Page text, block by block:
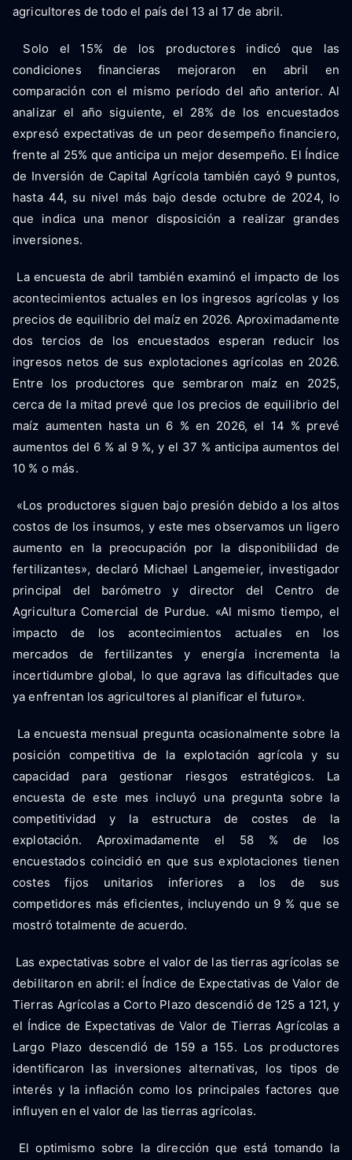
agricultores de todo el país del 13 al 17 de abril.
Solo el 15% de los productores indicó que las
condiciones financieras mejoraron en abril en
comparación con el mismo período del año anterior. Al
analizar el año siguiente, el 28% de los encuestados
expresó expectativas de un peor desempeño financiero,
frente al 25% que anticipa un mejor desempeño. El Índice
de Inversión de Capital Agrícola también cayó 9 puntos,
hasta 44, su nivel más bajo desde octubre de 2024, lo
que indica una menor disposición a realizar grandes
inversiones.
La encuesta de abril también examinó el impacto de los
acontecimientos actuales en los ingresos agrícolas y los
precios de equilibrio del maíz en 2026. Aproximadamente
dos tercios de los encuestados esperan reducir los
ingresos netos de sus explotaciones agrícolas en 2026.
Entre los productores que sembraron maíz en 2025,
cerca de la mitad prevé que los precios de equilibrio del
maíz aumenten hasta un 6 % en 2026, el 14 % prevé
aumentos del 6 % al 9 %, y el 37 % anticipa aumentos del
10 % o más.
«Los productores siguen bajo presión debido a los altos
costos de los insumos, y este mes observamos un ligero
aumento en la preocupación por la disponibilidad de
fertilizantes», declaró Michael Langemeier, investigador
principal del barómetro y director del Centro de
Agricultura Comercial de Purdue. «Al mismo tiempo, el
impacto de los acontecimientos actuales en los
mercados de fertilizantes y energía incrementa la
incertidumbre global, lo que agrava las dificultades que
ya enfrentan los agricultores al planificar el futuro».
La encuesta mensual pregunta ocasionalmente sobre la
posición competitiva de la explotación agrícola y su
capacidad para gestionar riesgos estratégicos. La
encuesta de este mes incluyó una pregunta sobre la
competitividad y la estructura de costes de la
explotación. Aproximadamente el 58 % de los
encuestados coincidió en que sus explotaciones tienen
costes fijos unitarios inferiores a los de sus
competidores más eficientes, incluyendo un 9 % que se
mostró totalmente de acuerdo.
Las expectativas sobre el valor de las tierras agrícolas se
debilitaron en abril: el Índice de Expectativas de Valor de
Tierras Agrícolas a Corto Plazo descendió de 125 a 121, y
el Índice de Expectativas de Valor de Tierras Agrícolas a
Largo Plazo descendió de 159 a 155. Los productores
identificaron las inversiones alternativas, los tipos de
interés y la inflación como los principales factores que
influyen en el valor de las tierras agrícolas.
El optimismo sobre la dirección que está tomando la